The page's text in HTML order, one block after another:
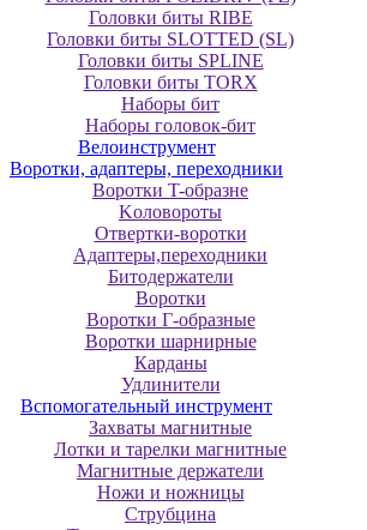
Головки биты RIBE
Головки биты SLOTTED (SL)
Головки биты SPLINE
Головки биты TORX
Наборы бит
Наборы головок-бит
Велоинструмент
Воротки, адаптеры, переходники
Bopoтки T-oбpaзне
Koлoвopoты
Oтвepтки-вopoтки
Адаптеры,переходники
Битодержатели
Воротки
Воротки Г-образные
Воротки шарнирные
Карданы
Удлинители
Вспомогательный инструмент
Захваты магнитные
Лотки и тарелки магнитные
Магнитные держатели
Ножи и ножницы
Струбцина